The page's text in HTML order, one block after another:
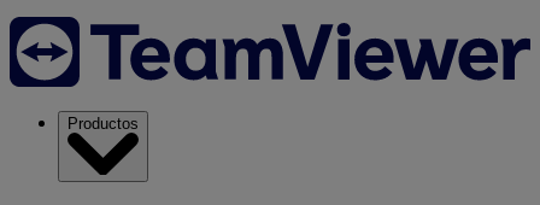
Productos